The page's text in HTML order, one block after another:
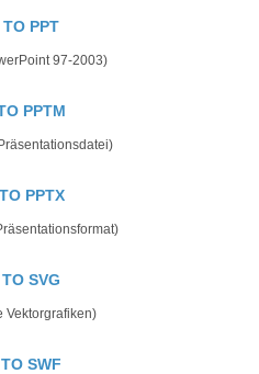
PPT
97-2003)
PPTM
PPTX
SVG
Vektorgrafiken)
SWF